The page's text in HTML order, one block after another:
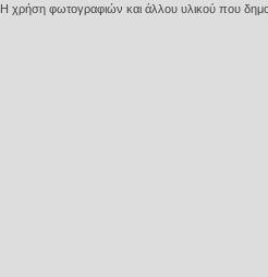
Η χρήση φωτογραφιών και άλλου υλικού που